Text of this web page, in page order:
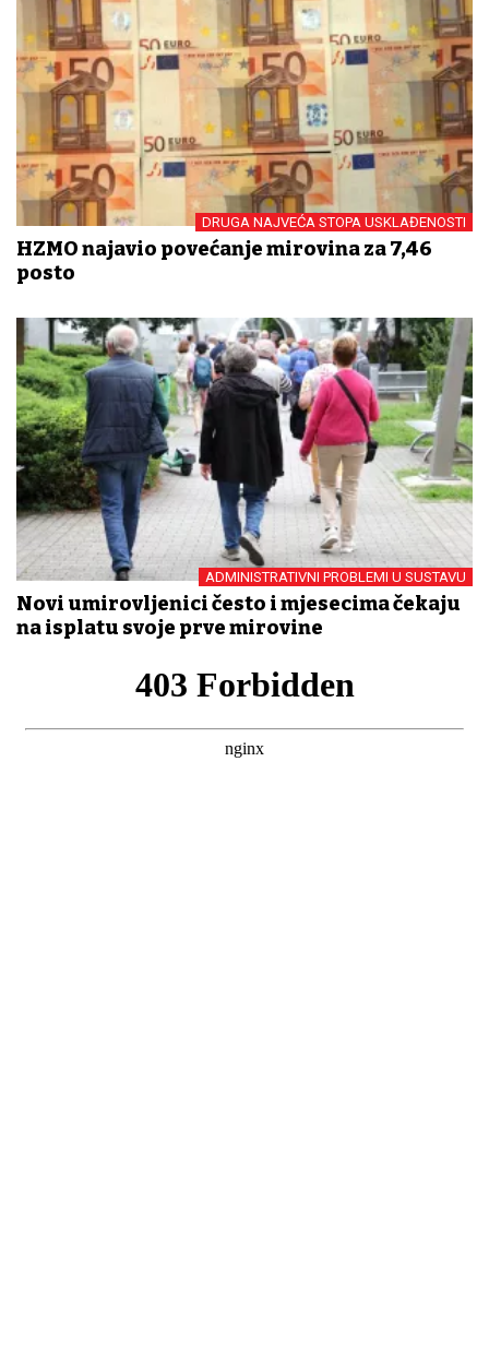
DRUGA NAJVEĆA STOPA USKLAĐENOSTI
HZMO najavio povećanje mirovina za 7,46
posto
ADMINISTRATIVNI PROBLEMI U SUSTAVU
Novi umirovljenici često i mjesecima čekaju
na isplatu svoje prve mirovine